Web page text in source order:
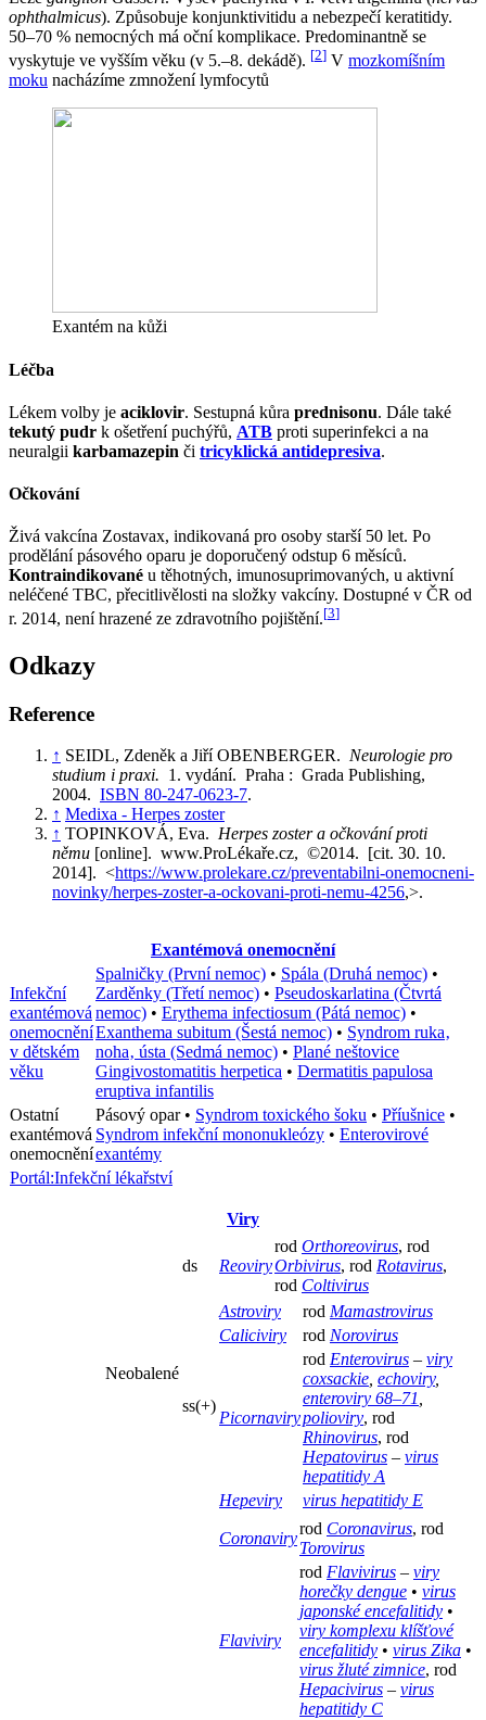
ophthalmicus). Způsobuje konjunktivitidu a nebezpečí keratitidy.
50–70 % nemocných má oční komplikace. Predominantně se
vyskytuje ve vyšším věku (v 5.–8. dekádě). [2] V mozkomíšním
moku nacházíme zmnožení lymfocytů
Exantém na kůži
Léčba
Lékem volby je aciklovir. Sestupná kůra prednisonu. Dále také
tekutý pudr k ošetření puchýřů, ATB proti superinfekci a na
neuralgii karbamazepin či tricyklická antidepresiva.
Očkování
Živá vakcína Zostavax, indikovaná pro osoby starší 50 let. Po
prodělání pásového oparu je doporučený odstup 6 měsíců.
Kontraindikované u těhotných, imunosuprimovaných, u aktivní
neléčené TBC, přecitlivělosti na složky vakcíny. Dostupné v ČR od
r. 2014, není hrazené ze zdravotního pojištění.[3]
Odkazy
Reference
↑ SEIDL, Zdeněk a Jiří OBENBERGER. Neurologie pro
studium i praxi. 1. vydání. Praha : Grada Publishing,
2004. ISBN 80-247-0623-7.
↑ Medixa - Herpes zoster
↑ TOPINKOVÁ, Eva. Herpes zoster a očkování proti
němu [online]. www.ProLékaře.cz, ©2014. [cit. 30. 10.
2014]. <https://www.prolekare.cz/preventabilni-onemocneni-
novinky/herpes-zoster-a-ockovani-proti-nemu-4256,>.
Exantémová onemocnění
Infekční
exantémová
onemocnění
v dětském
věku
Spalničky (První nemoc) • Spála (Druhá nemoc) •
Zarděnky (Třetí nemoc) • Pseudoskarlatina (Čtvrtá
nemoc) • Erythema infectiosum (Pátá nemoc) •
Exanthema subitum (Šestá nemoc) • Syndrom ruka‚
noha‚ ústa (Sedmá nemoc) • Plané neštovice
Gingivostomatitis herpetica • Dermatitis papulosa
eruptiva infantilis
Ostatní
exantémová
onemocnění
Pásový opar• Syndrom toxického šoku • Příušnice •
Syndrom infekční mononukleózy • Enterovirové
exantémy
Portál:Infekční lékařství
Viry
Neobalené
ds Reoviry
rod Orthoreovirus, rod
Orbivirus, rod Rotavirus,
rod Coltivirus
ss(+)
Astroviry rod Mamastrovirus
Caliciviry
rod Norovirus
Picornaviry
rod Enterovirus – viry
coxsackie echoviry,
enteroviry 68–71
polioviry, rod
Rhinovirus, rod
Hepatovirus – virus
hepatitidy A
Hepeviry
virus hepatitidy E
Coronaviry
rod Coronavirus, rod
Torovirus
Flaviviry
rod Flavivirus – viry
horečky dengue • virus
japonské encefalitidy •
viry komplexu klíšťové
encefalitidy • virus Zika •
virus žluté zimnice, rod
Hepacivirus – virus
hepatitidy C